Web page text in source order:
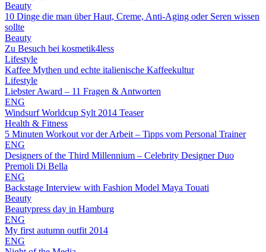
Beauty
10 Dinge die man über Haut, Creme, Anti-Aging oder Seren wissen
sollte
Beauty
Zu Besuch bei kosmetik4less
Lifestyle
Kaffee Mythen und echte italienische Kaffeekultur
Lifestyle
Liebster Award – 11 Fragen & Antworten
ENG
Windsurf Worldcup Sylt 2014 Teaser
Health & Fitness
5 Minuten Workout vor der Arbeit – Tipps vom Personal Trainer
ENG
Designers of the Third Millennium – Celebrity Designer Duo
Premoli Di Bella
ENG
Backstage Interview with Fashion Model Maya Touati
Beauty
Beautypress day in Hamburg
ENG
My first autumn outfit 2014
ENG